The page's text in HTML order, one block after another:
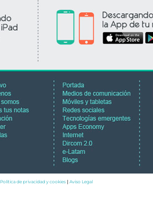
Política de privacidad y cookies Aviso Legal